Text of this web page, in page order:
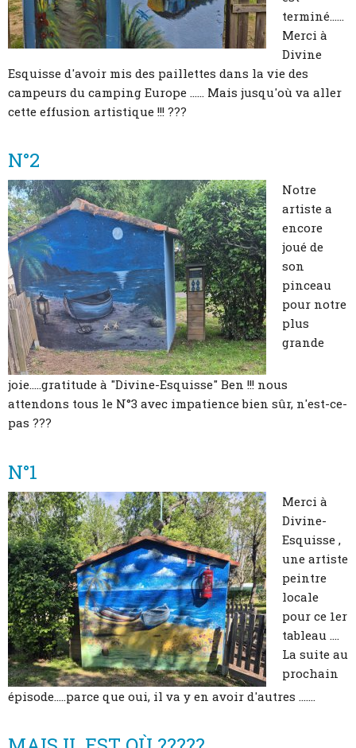
terminé......
Merci à
Divine
Esquisse d'avoir mis des paillettes dans la vie des
campeurs du camping Europe ...... Mais jusqu'où va aller
cette effusion artistique !!! ???
N°2
Notre
artiste a
encore
joué de
son
pinceau
pour notre
plus
grande
joie.....gratitude à "Divine-Esquisse" Ben !!! nous
attendons tous le N°3 avec impatience bien sûr, n'est-ce-
pas ???
N°1
Merci à
Divine-
Esquisse ,
une artiste
peintre
locale
pour ce 1er
tableau ....
La suite au
prochain
épisode.....parce que oui, il va y en avoir d'autres .......